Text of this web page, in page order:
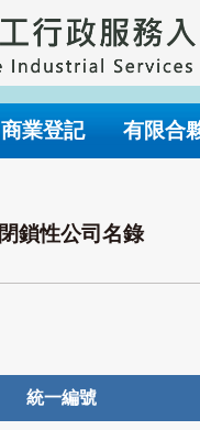
商業登記 有限合
閉鎖性公司名錄
統一編號